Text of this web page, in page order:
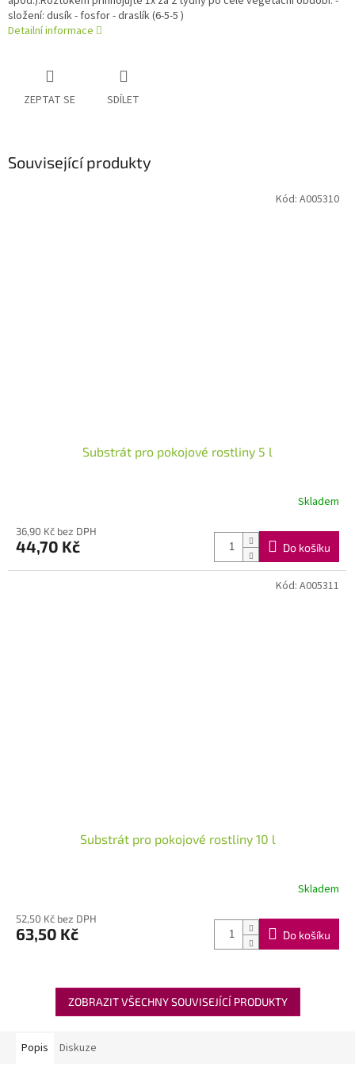
složení: dusík - fosfor - draslík (6-5-5 )
Detailní informace
ZEPTAT SE SDÍLET
Související produkty
Substrát pro pokojové rostliny 5 l
Skladem
36,90 Kč bez DPH
44,70 Kč Do košíku
Kód: A005310
Substrát pro pokojové rostliny 10 l
Skladem
52,50 Kč bez DPH
63,50 Kč Do košíku
Kód: A005311
ZOBRAZIT VŠECHNY SOUVISEJÍCÍ PRODUKTY
Popis Diskuze